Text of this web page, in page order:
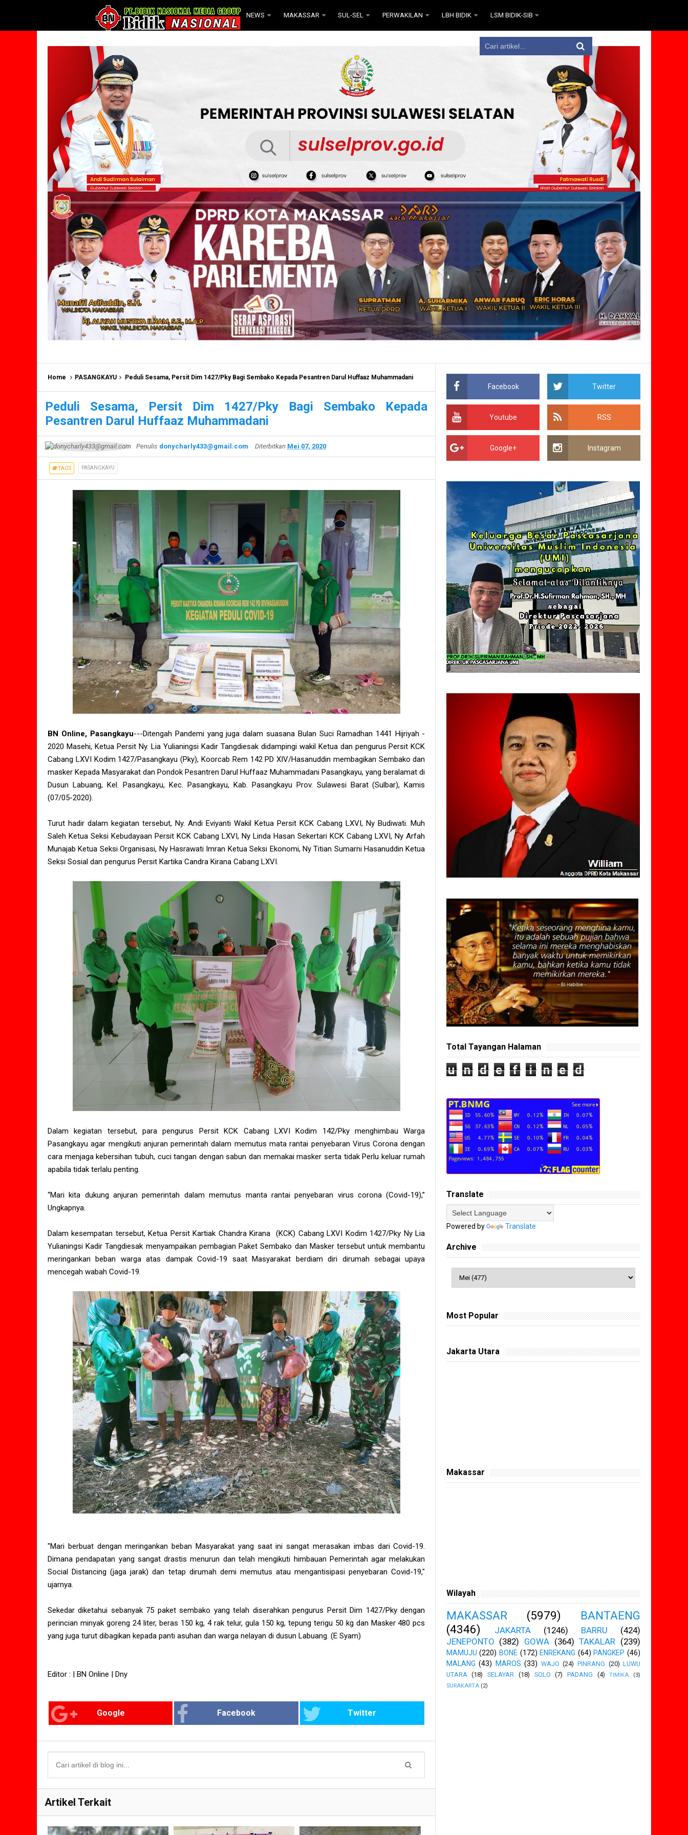
NEWS MAKASSAR SUL-SEL PERWAKILAN LBH BIDIK LSM BIDIK-SIB
Home PASANGKAYU Peduli Sesama, Persit Dim 1427/Pky Bagi Sembako Kepada Pesantren Darul Huffaaz Muhammadani
Peduli Sesama, Persit Dim 1427/Pky Bagi Sembako Kepada
Pesantren Darul Huffaaz Muhammadani
Penulis donycharly433@gmail.com Diterbitkan Mei 07, 2020
TAGS PASANGKAYU
BN Online, Pasangkayu---Ditengah Pandemi yang juga dalam suasana Bulan Suci Ramadhan 1441 Hijriyah -
2020 Masehi, Ketua Persit Ny. Lia Yulianingsi Kadir Tangdiesak didampingi wakil Ketua dan pengurus Persit KCK
Cabang LXVI Kodim 1427/Pasangkayu (Pky), Koorcab Rem 142 PD XIV/Hasanuddin membagikan Sembako dan
masker Kepada Masyarakat dan Pondok Pesantren Darul Huffaaz Muhammadani Pasangkayu, yang beralamat di
Dusun Labuang, Kel. Pasangkayu, Kec. Pasangkayu, Kab. Pasangkayu Prov. Sulawesi Barat (Sulbar), Kamis
(07/05-2020).
Turut hadir dalam kegiatan tersebut, Ny. Andi Eviyanti Wakil Ketua Persit KCK Cabang LXVI, Ny Budiwati. Muh
Saleh Ketua Seksi Kebudayaan Persit KCK Cabang LXVI, Ny Linda Hasan Sekertari KCK Cabang LXVI, Ny Arfah
Munajab Ketua Seksi Organisasi, Ny Hasrawati Imran Ketua Seksi Ekonomi, Ny Titian Sumarni Hasanuddin Ketua
Seksi Sosial dan pengurus Persit Kartika Candra Kirana Cabang LXVI.
Dalam kegiatan tersebut, para pengurus Persit KCK Cabang LXVI Kodim 142/Pky menghimbau Warga
Pasangkayu agar mengikuti anjuran pemerintah dalam memutus mata rantai penyebaran Virus Corona dengan
cara menjaga kebersihan tubuh, cuci tangan dengan sabun dan memakai masker serta tidak Perlu keluar rumah
apabila tidak terlalu penting.
“Mari kita dukung anjuran pemerintah dalam memutus manta rantai penyebaran virus corona (Covid-19),”
Ungkapnya.
Dalam kesempatan tersebut, Ketua Persit Kartiak Chandra Kirana (KCK) Cabang LXVI Kodim 1427/Pky Ny Lia
Yulianingsi Kadir Tangdiesak menyampaikan pembagian Paket Sembako dan Masker tersebut untuk membantu
meringankan beban warga atas dampak Covid-19 saat Masyarakat berdiam diri dirumah sebagai upaya
mencegah wabah Covid-19.
"Mari berbuat dengan meringankan beban Masyarakat yang saat ini sangat merasakan imbas dari Covid-19.
Dimana pendapatan yang sangat drastis menurun dan telah mengikuti himbauan Pemerintah agar melakukan
Social Distancing (jaga jarak) dan tetap dirumah demi memutus atau mengantisipasi penyebaran Covid-19,"
ujarnya.
Sekedar diketahui sebanyak 75 paket sembako yang telah diserahkan pengurus Persit Dim 1427/Pky dengan
perincian minyak goreng 24 liter, beras 150 kg, 4 rak telur, gula 150 kg, tepung terigu 50 kg dan Masker 480 pcs
yang juga turut dibagikan kepada panti asuhan dan warga nelayan di dusun Labuang. (E Syam)
Editor : | BN Online | Dny
Google Facebook Twitter
Artikel Terkait
Facebook Twitter
Youtube RSS
Google+ Instagram
Total Tayangan Halaman
u n d e f i n e d
Translate
Powered by Translate
Archive
Most Popular
Jakarta Utara
Makassar
Wilayah
MAKASSAR (5979)
BANTAENG
(4346)
JAKARTA (1246) BARRU
(424)
JENEPONTO (382) GOWA (364) TAKALAR (239)
MAMUJU (220) BONE (172) ENREKANG (64) PANGKEP (46)
MALANG (43) MAROS (33) WAJO (24) PINRANG (20) LUWU
UTARA (18) SELAYAR (18) SOLO (7) PADANG (4) TIMIKA
(3)
SURAKARTA (2)